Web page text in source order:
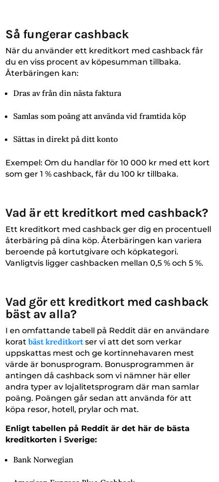
Så fungerar cashback
När du använder ett kreditkort med cashback får
du en viss procent av köpesumman tillbaka.
Återbäringen kan:
Dras av från din nästa faktura
Samlas som poäng att använda vid framtida köp
Sättas in direkt på ditt konto
Exempel: Om du handlar för 10 000 kr med ett kort
som ger 1 % cashback, får du 100 kr tillbaka.
Vad är ett kreditkort med cashback?
Ett kreditkort med cashback ger dig en procentuell
återbäring på dina köp. Återbäringen kan variera
beroende på kortutgivare och köpkategori.
Vanligtvis ligger cashbacken mellan 0,5 % och 5 %.
Vad gör ett kreditkort med cashback
bäst av alla?
I en omfattande tabell på Reddit där en användare
koratbäst kreditkortser vi att det som verkar
uppskattas mest och ge kortinnehavaren mest
värde är bonusprogram. Bonusprogrammen är
antingen då cashback som vi nämner här eller
andra typer av lojalitetsprogram där man samlar
poäng. Poängen går sedan att använda för att
köpa resor, hotell, prylar och mat.
Enligt tabellen på Reddit är det här de bästa
kreditkorten i Sverige:
Bank Norwegian